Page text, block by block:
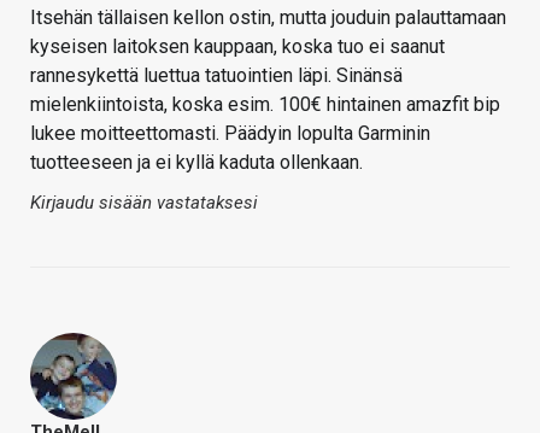
Itsehän tällaisen kellon ostin, mutta jouduin palauttamaan
kyseisen laitoksen kauppaan, koska tuo ei saanut
rannesykettä luettua tatuointien läpi. Sinänsä
mielenkiintoista, koska esim. 100€ hintainen amazfit bip
lukee moitteettomasti. Päädyin lopulta Garminin
tuotteeseen ja ei kyllä kaduta ollenkaan.
Kirjaudu sisään vastataksesi